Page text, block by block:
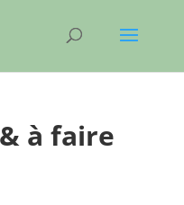
à faire